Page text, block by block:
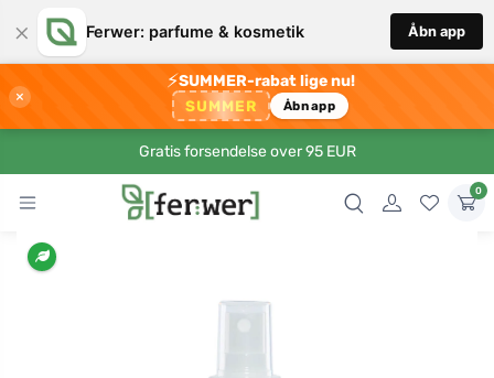
× Ferwer: parfume & kosmetik Åbn app
×
⚡SUMMER-rabat lige nu!
SUMMER Åbn app
Gratis forsendelse over 95 EUR
0